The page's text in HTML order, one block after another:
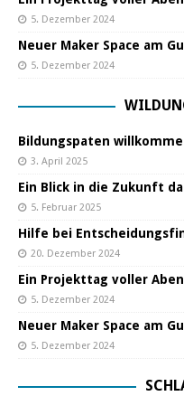
5. Dezember 2024
Neuer Maker Space am
5. Dezember 2024
Bildungspaten
3. April 2025
Ein Blick in die Zukunft
5. Februar 2025
Hilfe bei
20. Dezember 2024
Ein Projekttag voller
5. Dezember 2024
Neuer Maker Space am
5. Dezember 2024